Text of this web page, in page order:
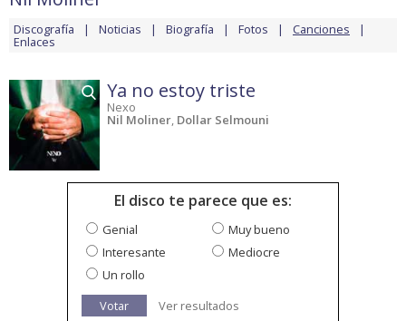
Discografía Noticias Biografía Fotos Canciones
Enlaces
Ya no estoy triste
Nexo
Nil Moliner, Dollar Selmouni
El disco te parece que es:
Genial
Muy bueno
Interesante
Mediocre
Un rollo
Votar
Ver resultados